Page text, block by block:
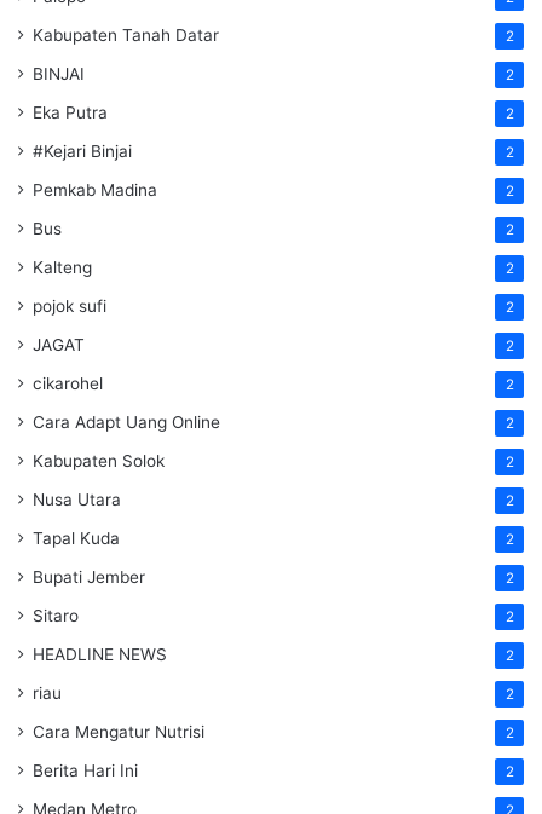
Kabupaten Tanah Datar 2
BINJAI 2
Eka Putra 2
#Kejari Binjai 2
Pemkab Madina 2
Bus 2
Kalteng 2
pojok sufi 2
JAGAT 2
cikarohel 2
Cara Adapt Uang Online 2
Kabupaten Solok 2
Nusa Utara 2
Tapal Kuda 2
Bupati Jember 2
Sitaro 2
HEADLINE NEWS 2
riau 2
Cara Mengatur Nutrisi 2
Berita Hari Ini 2
Medan Metro 2